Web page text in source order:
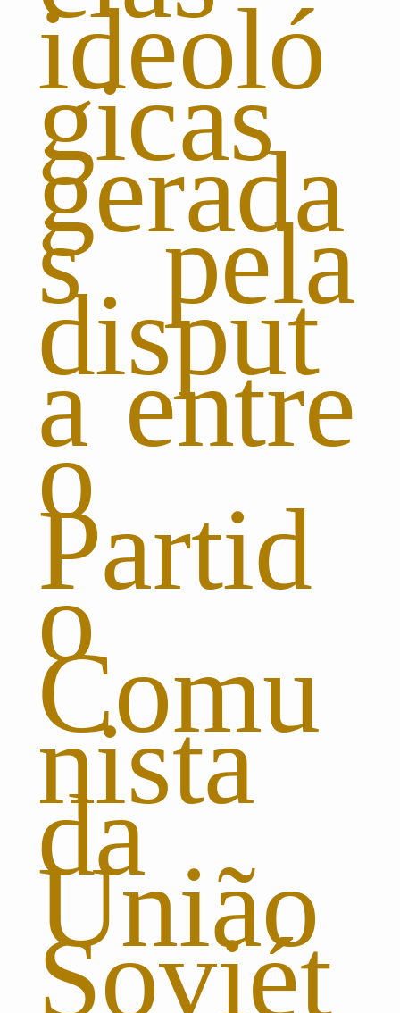
ideoló
gicas
gerada
s pela
disput
a entre
o
Partid
o
Comu
nista
da
União
Soviét